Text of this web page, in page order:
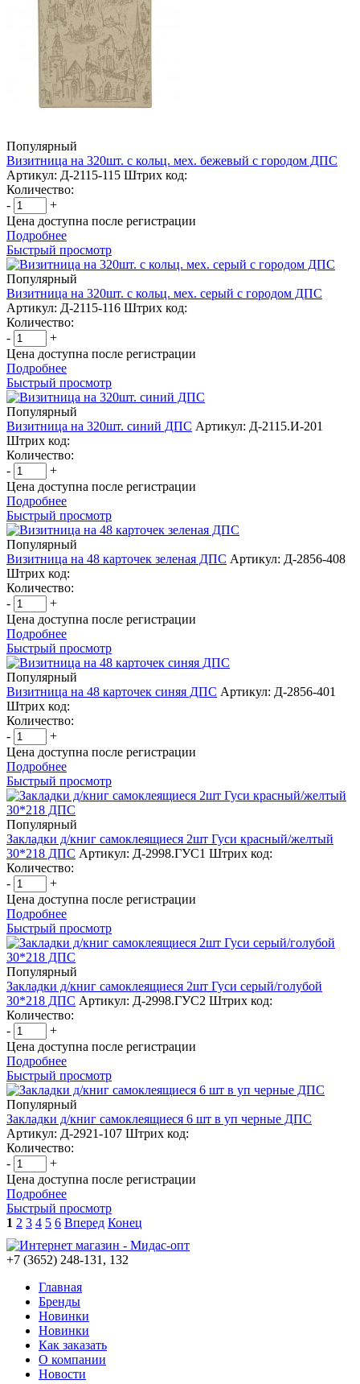
Популярный
Визитница на 320шт. с кольц. мех. бежевый с городом ДПС
Артикул: Д-2115-115 Штрих код:
Количество:
-
+
Цена доступна после регистрации
Подробнее
Быстрый просмотр
Популярный
Визитница на 320шт. с кольц. мех. серый с городом ДПС
Артикул: Д-2115-116 Штрих код:
Количество:
-
+
Цена доступна после регистрации
Подробнее
Быстрый просмотр
Популярный
Визитница на 320шт. синий ДПС Артикул: Д-2115.И-201
Штрих код:
Количество:
-
+
Цена доступна после регистрации
Подробнее
Быстрый просмотр
Популярный
Визитница на 48 карточек зеленая ДПС Артикул: Д-2856-408
Штрих код:
Количество:
-
+
Цена доступна после регистрации
Подробнее
Быстрый просмотр
Популярный
Визитница на 48 карточек синяя ДПС Артикул: Д-2856-401
Штрих код:
Количество:
-
+
Цена доступна после регистрации
Подробнее
Быстрый просмотр
Популярный
Закладки д/книг самоклеящиеся 2шт Гуси красный/желтый
30*218 ДПС Артикул: Д-2998.ГУС1 Штрих код:
Количество:
-
+
Цена доступна после регистрации
Подробнее
Быстрый просмотр
Популярный
Закладки д/книг самоклеящиеся 2шт Гуси серый/голубой
30*218 ДПС Артикул: Д-2998.ГУС2 Штрих код:
Количество:
-
+
Цена доступна после регистрации
Подробнее
Быстрый просмотр
Популярный
Закладки д/книг самоклеящиеся 6 шт в уп черные ДПС
Артикул: Д-2921-107 Штрих код:
Количество:
-
+
Цена доступна после регистрации
Подробнее
Быстрый просмотр
1 2 3 4 5 6 Вперед Конец
+7 (3652) 248-131, 132
Главная
Бренды
Новинки
Новинки
Как заказать
О компании
Новости